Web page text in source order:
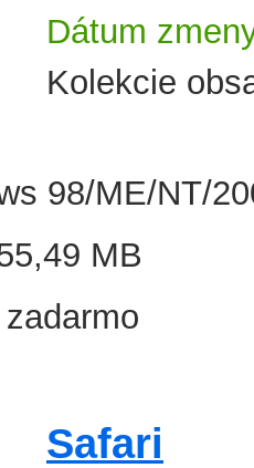
Dátum
Kolekcie
98/ME/NT/
MB
zadarmo
Safari